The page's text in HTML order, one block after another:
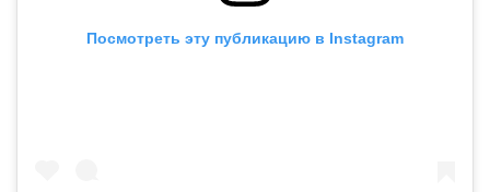
Посмотреть эту публикацию в Instagram